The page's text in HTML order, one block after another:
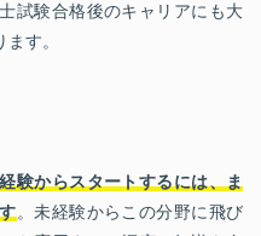
試験合格後のキャリアにも大
す。
験からスタートするには、ま
。未経験からこの分野に飛び